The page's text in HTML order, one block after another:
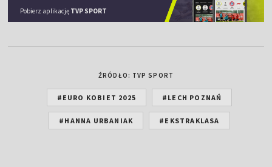
Pobierz aplikację TVP SPORT
ŹRÓDŁO: TVP SPORT
#EURO KOBIET 2025 #LECH POZNAŃ
#HANNA URBANIAK #EKSTRAKLASA